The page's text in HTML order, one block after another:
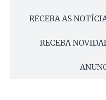
RECEBA AS
RECEBA